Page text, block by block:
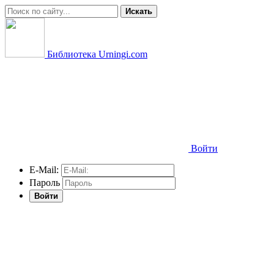
Искать
Библиотека Urningi.com
Войти
E-Mail:
Пароль
Войти